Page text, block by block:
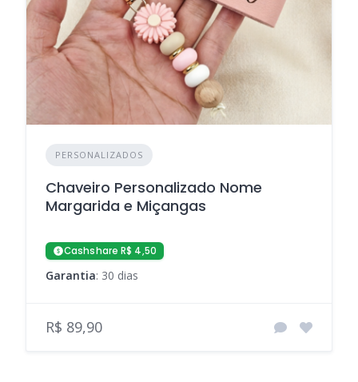
PERSONALIZADOS
Chaveiro Personalizado Nome
Margarida e Miçangas
Cashshare R$ 4,50
Garantia: 30 dias
R$ 89,90